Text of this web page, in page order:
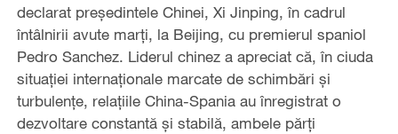
declarat președintele Chinei, Xi Jinping, în cadrul
întâlnirii avute marți, la Beijing, cu premierul spaniol
Pedro Sanchez. Liderul chinez a apreciat că, în ciuda
situației internaționale marcate de schimbări și
turbulențe, relațiile China-Spania au înregistrat o
dezvoltare constantă și stabilă, ambele părți